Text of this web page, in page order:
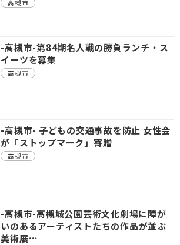
高槻市
-高槻市-第84期名人戦の勝負ランチ・ス
イーツを募集
高槻市
-高槻市- 子どもの交通事故を防止 女性会
が「ストップマーク」寄贈
高槻市
-高槻市-高槻城公園芸術文化劇場に障が
いのあるアーティストたちの作品が並ぶ
美術展…